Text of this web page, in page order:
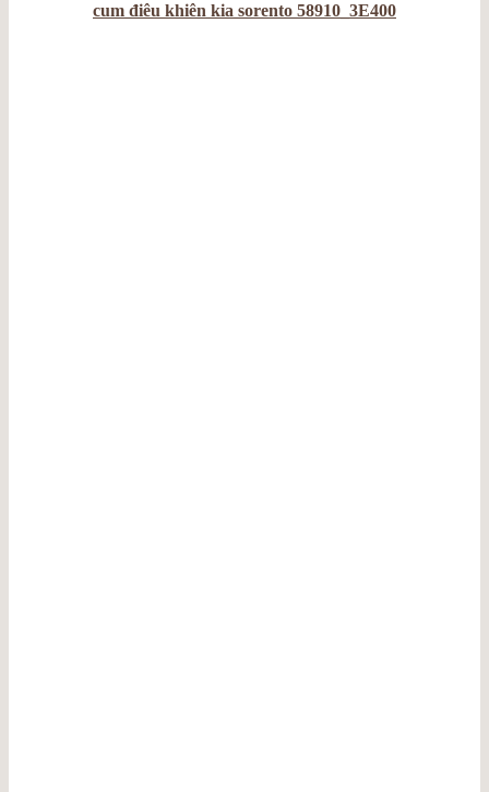
cum điêu khiên kia sorento 58910_3E400